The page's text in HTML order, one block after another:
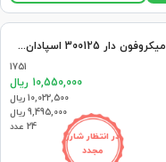
در انتظار شارژ
مجدد
ارگ 32 کلید میکروفون دار 300125 اسپادان (24)
1751
10,550,000 ریال
10,022,500 ریال
9,495,000 ریال
24 عدد